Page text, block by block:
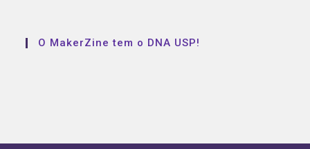
O MakerZine tem o DNA USP!